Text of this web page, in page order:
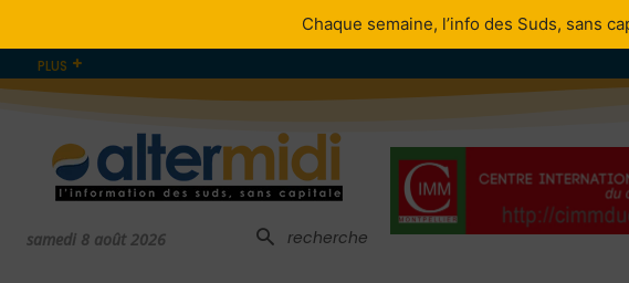
PLUS
samedi 8 août 2026 recherche
Chaque semaine, l’info des Suds, sans